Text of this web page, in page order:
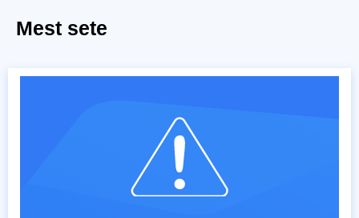
Mest sete